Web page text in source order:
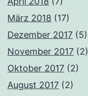
März 2018 (17)
Dezember 2017 (5)
November 2017 (2)
Oktober 2017 (2)
August 2017 (2)